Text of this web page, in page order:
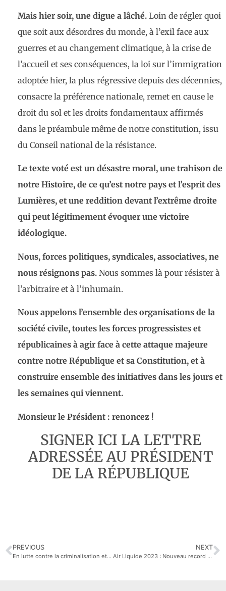
Mais hier soir, une digue a lâché. Loin de régler quoi
que soit aux désordres du monde, à l’exil face aux
guerres et au changement climatique, à la crise de
l’accueil et ses conséquences, la loi sur l’immigration
adoptée hier, la plus régressive depuis des décennies,
consacre la préférence nationale, remet en cause le
droit du sol et les droits fondamentaux affirmés
dans le préambule même de notre constitution, issu
du Conseil national de la résistance.
Le texte voté est un désastre moral, une trahison de
notre Histoire, de ce qu’est notre pays et l’esprit des
Lumières, et une reddition devant l’extrême droite
qui peut légitimement évoquer une victoire
idéologique.
Nous, forces politiques, syndicales, associatives, ne
nous résignons pas. Nous sommes là pour résister à
l’arbitraire et à l’inhumain.
Nous appelons l’ensemble des organisations de la
société civile, toutes les forces progressistes et
républicaines à agir face à cette attaque majeure
contre notre République et sa Constitution, et à
construire ensemble des initiatives dans les jours et
les semaines qui viennent.
Monsieur le Président : renoncez !
SIGNER ICI LA LETTRE
ADRESSÉE AU PRÉSIDENT
DE LA RÉPUBLIQUE
PREVIOUS
En lutte contre la criminalisation et la répression syndicale !
NEXT
Air Liquide 2023 : Nouveau record pour les actionnaires, mépris pour les salariés !